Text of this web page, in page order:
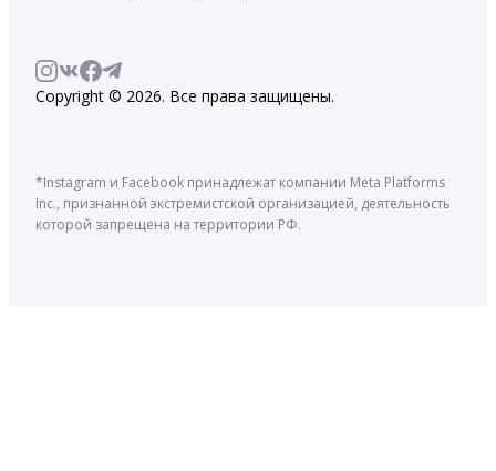
Copyright © 2026. Все права защищены.
*Instagram и Facebook принадлежат компании Meta Platforms
Inc., признанной экстремистской организацией, деятельность
которой запрещена на территории РФ.